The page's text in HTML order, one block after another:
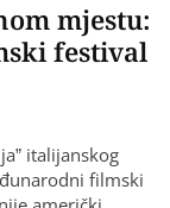
mjestu:
festival
italijanskog
filmski